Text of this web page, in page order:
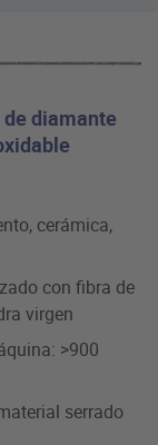
diamante
cerámica,
con fibra de
virgen
>900
serrado